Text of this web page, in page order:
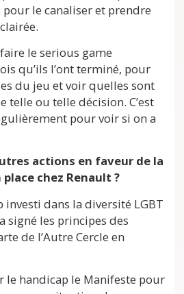
le canaliser et prendre
le serious game
qu’ils l’ont terminé, pour
du jeu et voir quelles sont
telle ou telle décision. C’est
pour voir si on a
actions en faveur de la
chez Renault ?
investi dans la diversité LGBT
signé les principes des
de l’Autre Cercle en
le handicap le Manifeste pour